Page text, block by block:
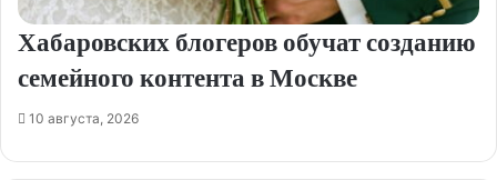
Хабаровских блогеров обучат созданию
семейного контента в Москве
10 августа, 2026